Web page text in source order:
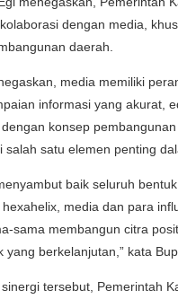
dengan media,
daerah.
media memiliki
informasi yang akurat,
konsep
salah satu elemen penting
baik seluruh
hexahelix, media dan para
sama membangun citra
yang berkelanjutan,” kata
tersebut, Pemerintah